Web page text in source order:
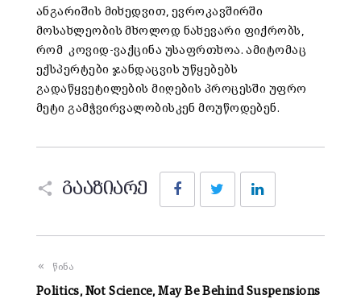
ანგარიშის მიხედვით, ევროკავშირში
მოსახლეობის მხოლოდ ნახევარი ფიქრობს,
რომ კოვიდ-ვაქცინა უსაფრთხოა. ამიტომაც
ექსპერტები ჯანდაცვის უწყებებს
გადაწყვეტილების მიღების პროცესში უფრო
მეტი გამჭვირვალობისკენ მოუწოდებენ.
გააზიარე
FacebookTwitter
წინა
Politics, Not Science, May Be Behind Suspensions